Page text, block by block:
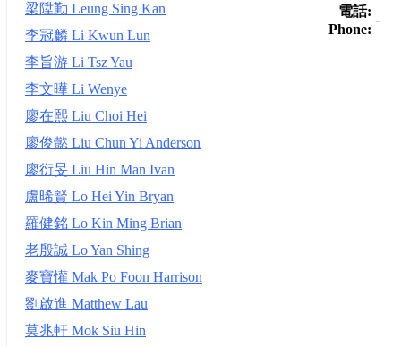
電話:
Phone:
-
梁陞勤 Leung Sing Kan
李冠麟 Li Kwun Lun
李旨游 Li Tsz Yau
李文曄 Li Wenye
廖在熙 Liu Choi Hei
廖俊懿 Liu Chun Yi Anderson
廖衍旻 Liu Hin Man Ivan
盧晞賢 Lo Hei Yin Bryan
羅健銘 Lo Kin Ming Brian
老殷誠 Lo Yan Shing
麥寶懽 Mak Po Foon Harrison
劉啟進 Matthew Lau
莫兆軒 Mok Siu Hin